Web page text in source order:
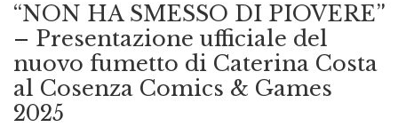
“NON HA SMESSO DI PIOVERE”
– Presentazione ufficiale del
nuovo fumetto di Caterina Costa
al Cosenza Comics & Games
2025